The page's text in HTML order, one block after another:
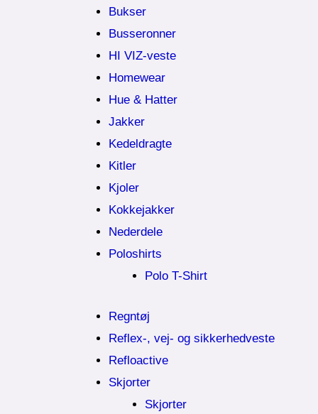
Bukser
Busseronner
HI VIZ-veste
Homewear
Hue & Hatter
Jakker
Kedeldragte
Kitler
Kjoler
Kokkejakker
Nederdele
Poloshirts
Polo T-Shirt
Regntøj
Reflex-, vej- og sikkerhedveste
Refloactive
Skjorter
Skjorter